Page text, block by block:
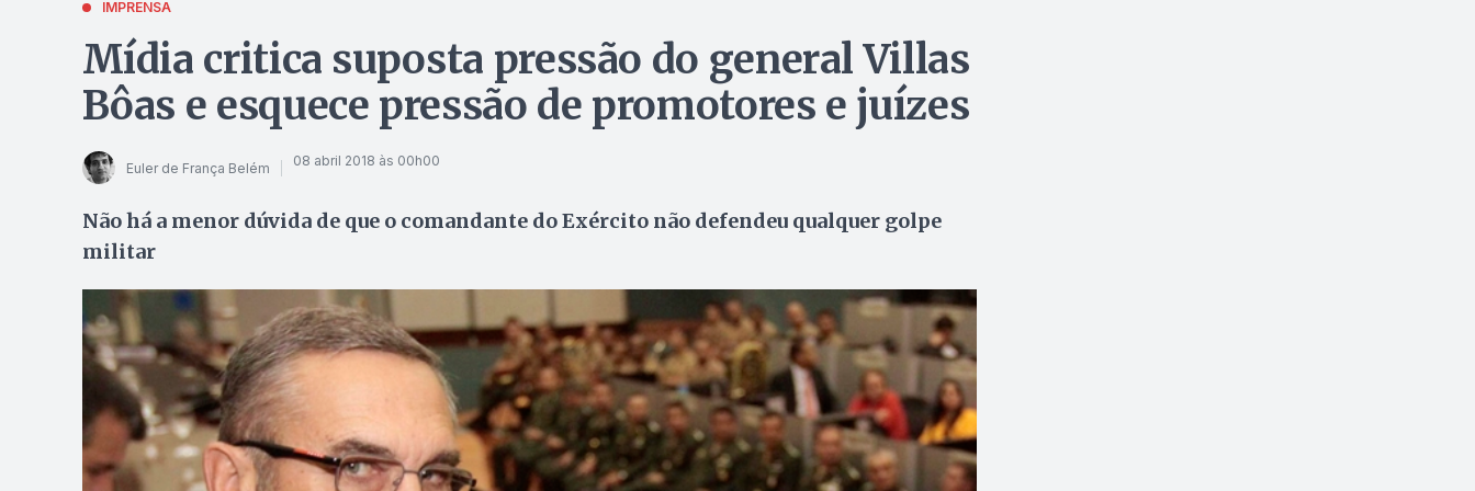
IMPRENSA
Mídia critica suposta pressão do general Villas
Bôas e esquece pressão de promotores e juízes
Euler de França Belém 08 abril 2018 às 00h00
Não há a menor dúvida de que o comandante do Exército não defendeu qualquer golpe
militar